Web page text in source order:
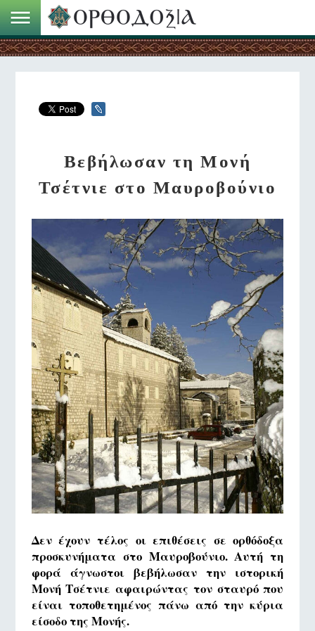
Βεβήλωσαν τη Μονή
Τσέτνιε στο Μαυροβούνιο
Δεν έχουν τέλος οι επιθέσεις σε ορθόδοξα
προσκυνήματα στο Μαυροβούνιο. Αυτή τη
φορά άγνωστοι βεβήλωσαν την ιστορική
Μονή Τσέτνιε αφαιρώντας τον σταυρό που
είναι τοποθετημένος πάνω από την κύρια
είσοδο της Μονής.